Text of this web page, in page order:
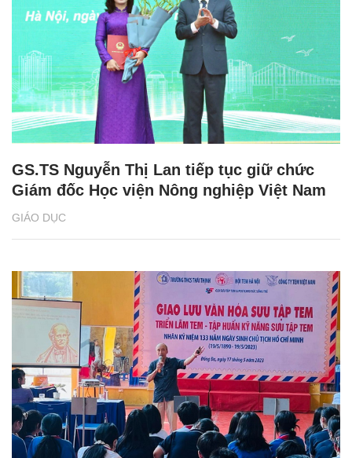
GIÁO DỤC
GS.TS Nguyễn Thị Lan tiếp tục giữ chức
Giám đốc Học viện Nông nghiệp Việt Nam